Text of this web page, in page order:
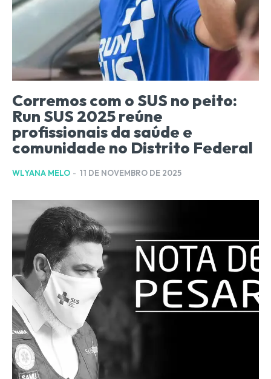
Corremos com o SUS no peito:
Run SUS 2025 reúne
profissionais da saúde e
comunidade no Distrito Federal
WLYANA MELO - 11 DE NOVEMBRO DE 2025